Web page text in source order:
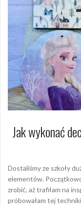
Jak wykonać
Dostaliśmy ze szkoły
elementów.
zrobić, aż trafiłam na
próbowałam tej